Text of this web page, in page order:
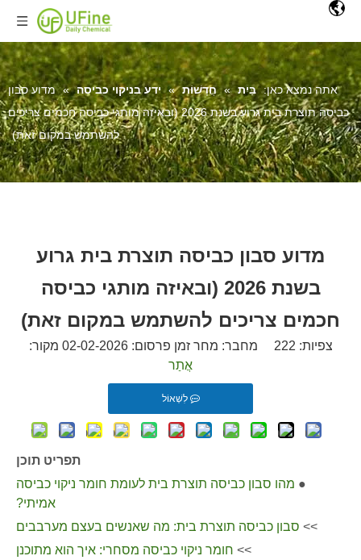
אתה נמצא כאן: בַּיִת » חֲדָשׁוֹת » ידע בניקוי כביסה » מדוע סבון
כביסה תוצרת בית גרוע בשנת 2026 (ובאיזה מותגי כביסה חכמים צריכים
להשתמש במקום זאת)
מדוע סבון כביסה תוצרת בית גרוע
בשנת 2026 (ובאיזה מותגי כביסה
חכמים צריכים להשתמש במקום זאת)
צפיות: 222 מחבר: מחר זמן פרסום: 02-02-2026 מקור:
אֲתַר
לִשְׁאוֹל
תפריט תוכן
● מהו סבון כביסה תוצרת בית לעומת חומר ניקוי כביסה
אמיתי?
>> סבון כביסה תוצרת בית: מה שאנשים בעצם מערבבים
>> חומר ניקוי כביסה מסחרי: איך הוא מתוכנן